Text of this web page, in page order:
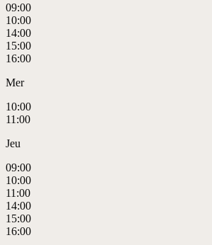
09:00
10:00
14:00
15:00
16:00
Mer
10:00
11:00
Jeu
09:00
10:00
11:00
14:00
15:00
16:00